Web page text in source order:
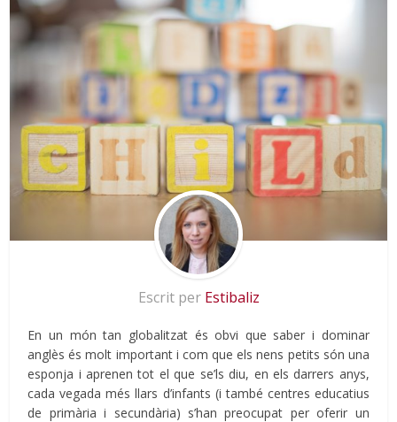
Escrit per Estibaliz
En un món tan globalitzat és obvi que saber i dominar
anglès és molt important i com que els nens petits són una
esponja i aprenen tot el que se’ls diu, en els darrers anys,
cada vegada més llars d’infants (i també centres educatius
de primària i secundària) s’han preocupat per oferir un